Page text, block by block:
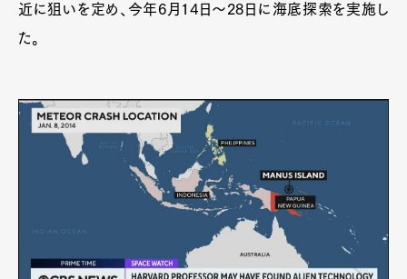
近に狙いを定め、今年6月14日～28日に海底探索を実施し
た。